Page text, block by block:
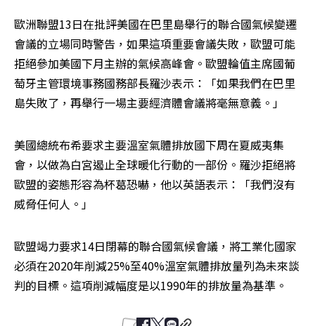
歐洲聯盟13日在批評美國在巴里島舉行的聯合國氣候變遷
會議的立場同時警告，如果這項重要會議失敗，歐盟可能
拒絕參加美國下月主辦的氣候高峰會。歐盟輪值主席國葡
萄牙主管環境事務國務部長羅沙表示：「如果我們在巴里
島失敗了，再舉行一場主要經濟體會議將毫無意義。」
美國總統布希要求主要溫室氣體排放國下周在夏威夷集
會，以做為白宮遏止全球暖化行動的一部份。羅沙拒絕將
歐盟的姿態形容為杯葛恐嚇，他以英語表示：「我們沒有
威脅任何人。」
歐盟竭力要求14日閉幕的聯合國氣候會議，將工業化國家
必須在2020年削減25%至40%溫室氣體排放量列為未來談
判的目標。這項削減幅度是以1990年的排放量為基準。